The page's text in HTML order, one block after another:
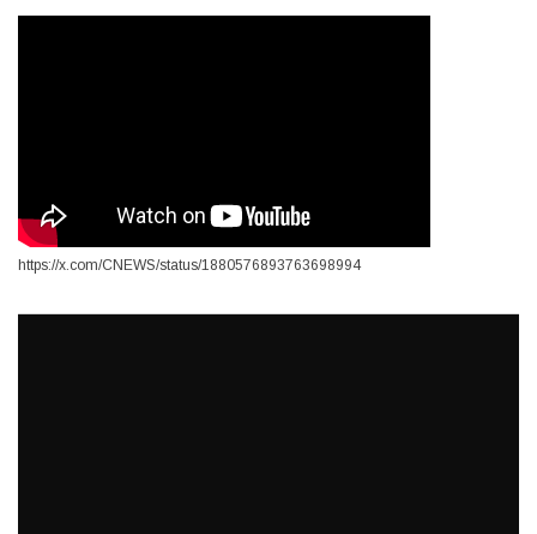
https://x.com/CNEWS/status/1880576893763698994